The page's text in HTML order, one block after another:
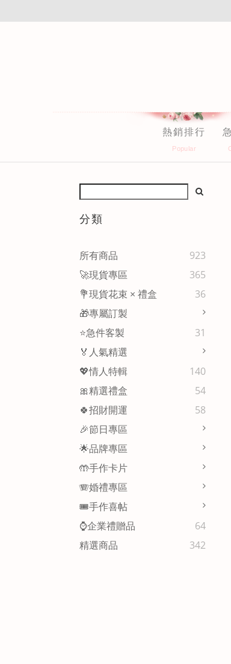
熱銷排行
分類
所有商品
923
🚀現貨專區
365
💐現貨花束 × 禮盒
36
🎁專屬訂製
⭐急件客製
31
🏅人氣精選
💖情人特輯
140
🎀精選禮盒
54
🍀招財開運
58
🎉節日專區
🌟品牌專區
🤲手作卡片
🪗婚禮專區
🎟️手作喜帖
⌚企業禮贈品
64
精選商品
342